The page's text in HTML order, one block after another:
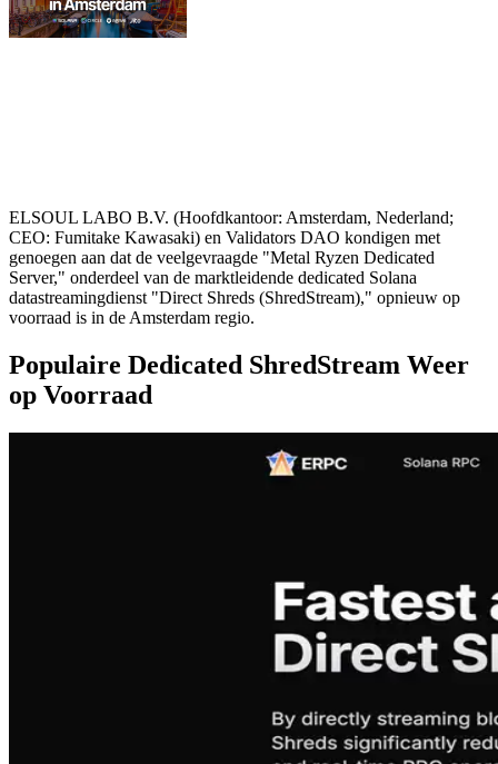
ELSOUL LABO B.V. (Hoofdkantoor: Amsterdam, Nederland;
CEO: Fumitake Kawasaki) en Validators DAO kondigen met
genoegen aan dat de veelgevraagde "Metal Ryzen Dedicated
Server," onderdeel van de marktleidende dedicated Solana
datastreamingdienst "Direct Shreds (ShredStream)," opnieuw op
voorraad is in de Amsterdam regio.
Populaire Dedicated ShredStream Weer
op Voorraad